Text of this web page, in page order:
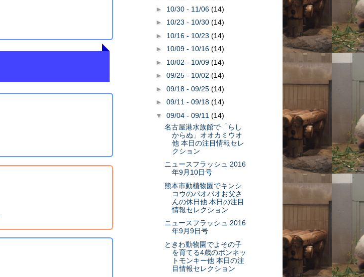
► 10/30 - 11/06 (14)
► 10/23 - 10/30 (14)
► 10/16 - 10/23 (14)
► 10/09 - 10/16 (14)
► 10/02 - 10/09 (14)
► 09/25 - 10/02 (14)
► 09/18 - 09/25 (14)
► 09/11 - 09/18 (14)
▼ 09/04 - 09/11 (14)
名古屋港水族館で「らし
からぬ」オオカミウオ
他 本日の注目情報セレ
クション
ニュースフラッシュ 2016
年9月10日号
熊本市動植物園でキンシ
コウのパオパオお父さ
んの休日他 本日の注目
情報セレクション
ニュースフラッシュ 2016
年9月9日号
ときわ動物園でよその子
を育てる4歳のボンネッ
トモンキー他 本日の注
目情報セレクション